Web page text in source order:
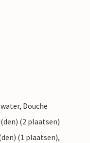
Douche
(2 plaatsen)
(1 plaatsen),